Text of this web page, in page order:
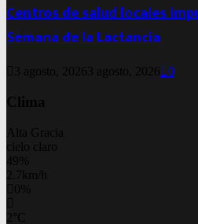
Centros de salud locales
Semana de la Lactancia
3 agosto, 2026 3 agosto, 2026 0
Clima
Alta Gracia
cielo claro
49%
2.7km/h
0%
C